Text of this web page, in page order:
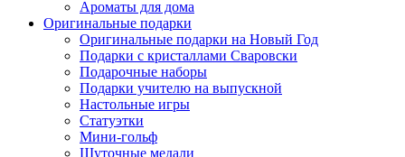
Ароматы для дома
Оригинальные подарки
Оригинальные подарки на Новый Год
Подарки с кристаллами Сваровски
Подарочные наборы
Подарки учителю на выпускной
Настольные игры
Статуэтки
Мини-гольф
Шуточные медали